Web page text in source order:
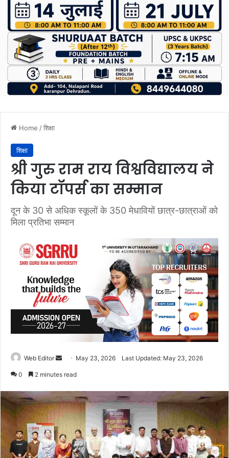
Home /शिक्षा
शिक्षा
श्री गुरु राम राय विश्वविद्यालय ने
किया टॉपर्स का सम्मान
दून के 30 से अधिक स्कूलों के 350 मेधावियों छात्र-छात्राओं को
मिला प्रतिभा सम्मान
Web Editor
a
n
m
a
May 23, 2026 Last Updated: May 23, 2026
0 2 minutes read